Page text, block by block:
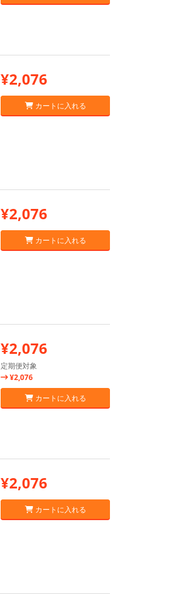
¥2,076
カートに入れる
¥2,076
カートに入れる
¥2,076
定期便対象
¥2,076
カートに入れる
¥2,076
カートに入れる